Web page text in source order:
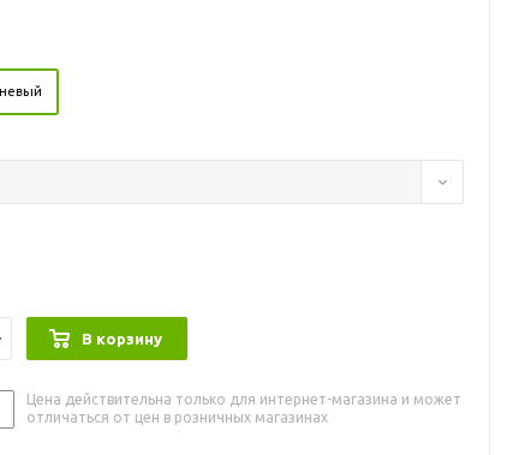
В корзину
Цена действительна только для интернет-магазина и может
отличаться от цен в розничных магазинах